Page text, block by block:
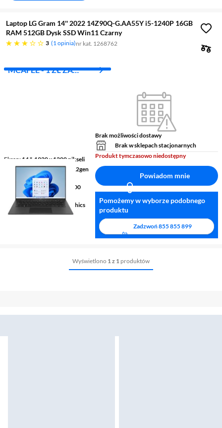
Laptop LG Gram 14'' 2022 14Z90Q-G.AA55Y i5-1240P 16GB
RAM 512GB Dysk SSD Win11 Czarny
3
trzy gwiazdki 1 opinia nr kat. 1268762
MCAFEE - 1 ZŁ ZA
Ekran 14 ", 1920 x 1200 pikseli
Procesor Intel® Core™ i5 12gen
16 GB LPDDR5 5200
Mhz RAM
Grafika Intel® Iris Xe Graphics
Brak możliwości dostawy
Brak w sklepach stacjonarnych
Produkt tymczasowo niedostępny
Powiadom mnie
Pomożemy w wyborze podobnego
produktu
Zadzwoń855 855 899
Wyświetlono 1 z 1 produktów